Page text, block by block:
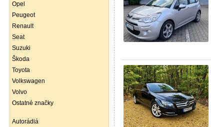
Opel
Peugeot
Renault
Seat
Suzuki
Škoda
Toyota
Volkswagen
Volvo
Ostatné značky
Autorádiá